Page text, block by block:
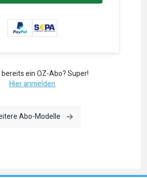
ein OZ-Abo? Super!
Hier anmelden
Abo-Modelle